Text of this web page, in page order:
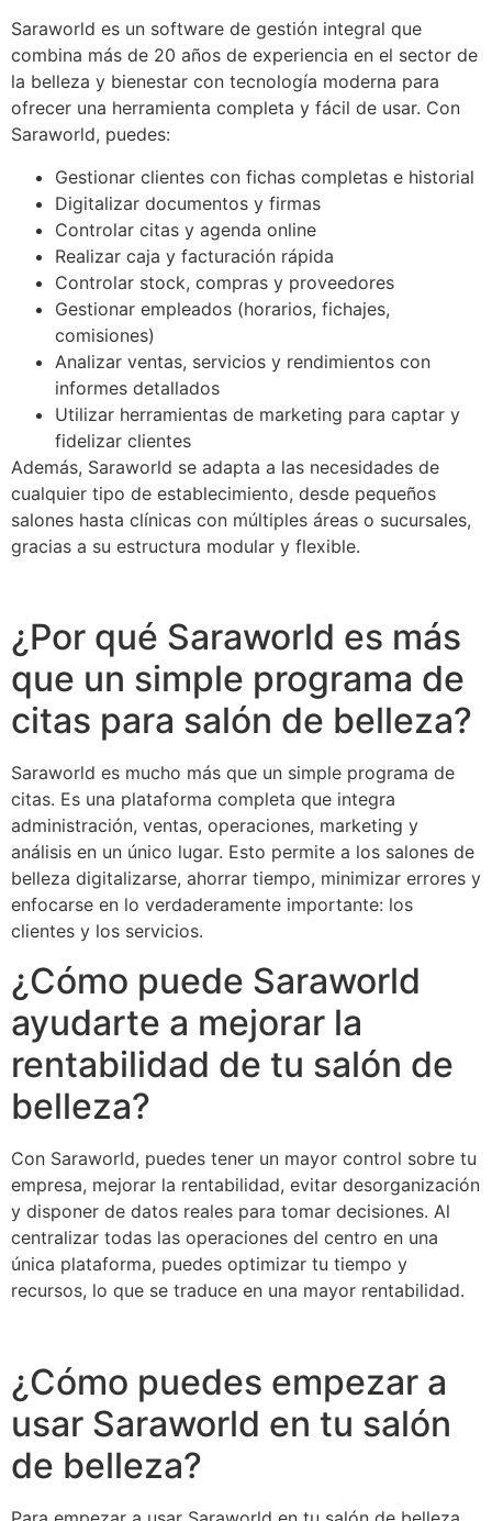
Saraworld es un software de gestión integral que
combina más de 20 años de experiencia en el sector de
la belleza y bienestar con tecnología moderna para
ofrecer una herramienta completa y fácil de usar. Con
Saraworld, puedes:
Gestionar clientes con fichas completas e historial
Digitalizar documentos y firmas
Controlar citas y agenda online
Realizar caja y facturación rápida
Controlar stock, compras y proveedores
Gestionar empleados (horarios, fichajes,
comisiones)
Analizar ventas, servicios y rendimientos con
informes detallados
Utilizar herramientas de marketing para captar y
fidelizar clientes
Además, Saraworld se adapta a las necesidades de
cualquier tipo de establecimiento, desde pequeños
salones hasta clínicas con múltiples áreas o sucursales,
gracias a su estructura modular y flexible.
¿Por qué Saraworld es más
que un simple programa de
citas para salón de belleza?
Saraworld es mucho más que un simple programa de
citas. Es una plataforma completa que integra
administración, ventas, operaciones, marketing y
análisis en un único lugar. Esto permite a los salones de
belleza digitalizarse, ahorrar tiempo, minimizar errores y
enfocarse en lo verdaderamente importante: los
clientes y los servicios.
¿Cómo puede Saraworld
ayudarte a mejorar la
rentabilidad de tu salón de
belleza?
Con Saraworld, puedes tener un mayor control sobre tu
empresa, mejorar la rentabilidad, evitar desorganización
y disponer de datos reales para tomar decisiones. Al
centralizar todas las operaciones del centro en una
única plataforma, puedes optimizar tu tiempo y
recursos, lo que se traduce en una mayor rentabilidad.
¿Cómo puedes empezar a
usar Saraworld en tu salón
de belleza?